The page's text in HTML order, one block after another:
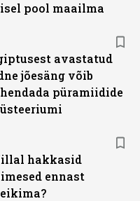
pool maailma
avastatud
jõesäng võib
püramiidide
hakkasid
ennast